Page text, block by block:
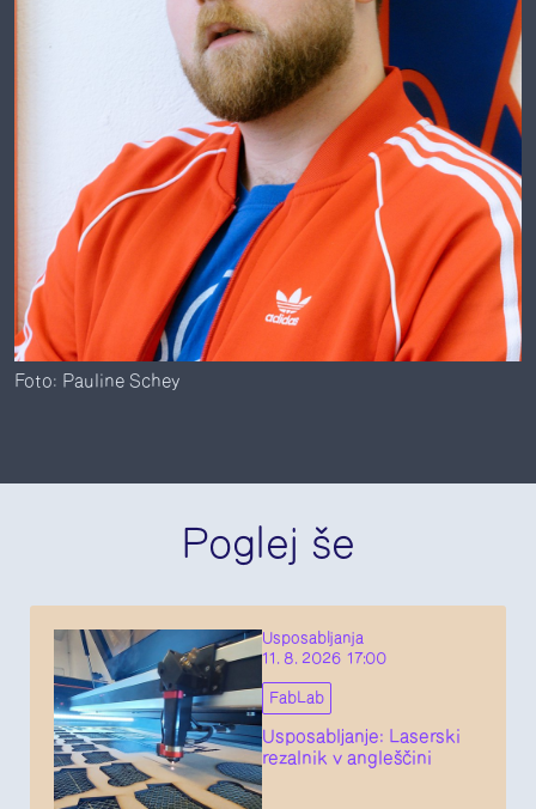
Foto: Pauline Schey
Poglej še
Usposabljanja
11. 8. 2026 17:00
FabLab
Usposabljanje: Laserski
rezalnik v angleščini